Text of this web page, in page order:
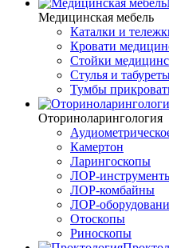
Медицинская мебель
Каталки и
Кровати
Стойки
Стулья и
Тумбы
Оториноларингология
Камертон
Ларингоскопы
ЛОР-
ЛОР-комбайны
ЛОР-
Отоскопы
Риноскопы